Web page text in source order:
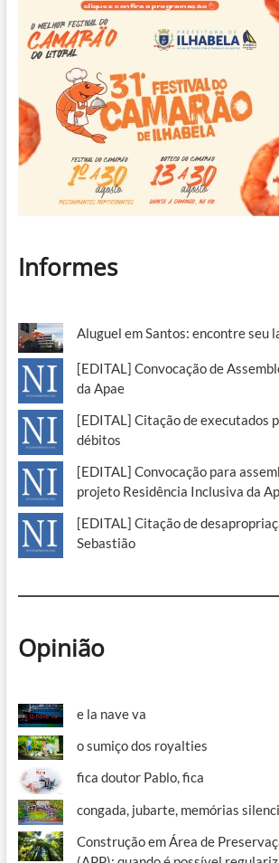
Informes
Aluguel em Santos: encontre seu
[EDITAL] Convocação de
da Apae
[EDITAL] Citação de executados
débitos
[EDITAL] Convocação para
projeto Residência Inclusiva da
[EDITAL] Citação de
Sebastião
Opinião
e la nave va
o sumiço dos royalties
fica doutor Pablo, fica
congada, jubarte, memórias
Construção em Área de